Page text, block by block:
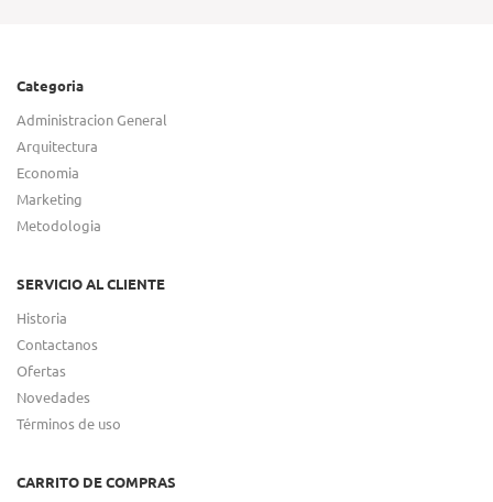
Categoria
Administracion General
Arquitectura
Economia
Marketing
Metodologia
SERVICIO AL CLIENTE
Historia
Contactanos
Ofertas
Novedades
Términos de uso
CARRITO DE COMPRAS